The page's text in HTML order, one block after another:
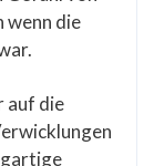
wenn die
auf die